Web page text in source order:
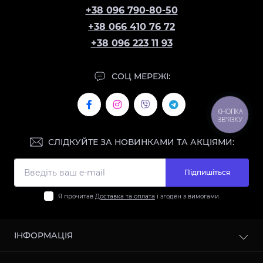
+38 096 790-80-50
+38 066 410 76 72
+38 096 223 11 93
СОЦ МЕРЕЖІ:
СЛІДКУЙТЕ ЗА НОВИНКАМИ ТА АКЦІЯМИ:
Підпишіться
Я прочитав Доставка та оплата і згоден з вимогами
ІНФОРМАЦІЯ
КНОПКА
ЗВ'ЯЗКУ